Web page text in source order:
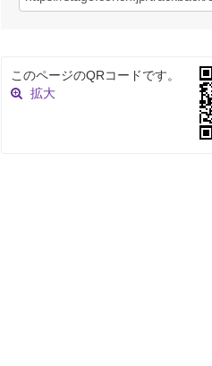
このページのQRコードです。
拡大